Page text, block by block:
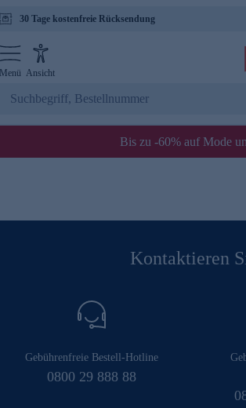
30 Tage kostenfreie Rücksendung
Menü Ansicht
Bis zu -60% auf Mode
Kontaktieren
Gebührenfreie Bestell-Hotline
0800 29 888 88